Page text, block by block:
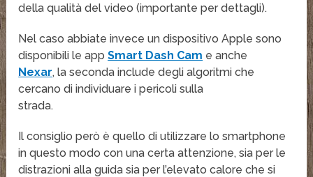
della qualità del video (importante per dettagli).
Nel caso abbiate invece un dispositivo Apple sono
disponibili le appSmart Dash Cam e anche
Nexar, la seconda include degli algoritmi che
cercano di individuare i pericoli sulla
strada.
Il consiglio però è quello di utilizzare lo smartphone
in questo modo con una certa attenzione, sia per le
distrazioni alla guida sia per l’elevato calore che si